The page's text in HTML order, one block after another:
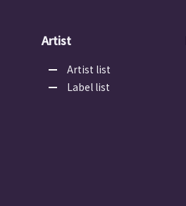
Artist
Artist list
Label list